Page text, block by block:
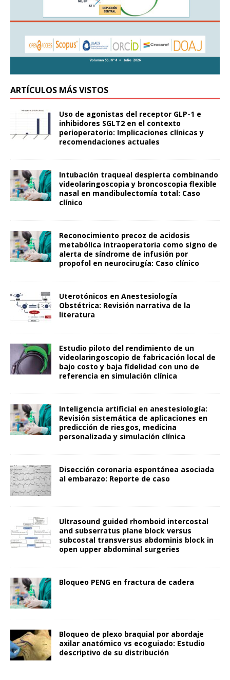
ARTÍCULOS MÁS VISTOS
Uso de agonistas del receptor GLP-1 e
inhibidores SGLT2 en el contexto
perioperatorio: Implicaciones clínicas y
recomendaciones actuales
Intubación traqueal despierta combinando
videolaringoscopia y broncoscopia flexible
nasal en mandibulectomía total: Caso
clínico
Reconocimiento precoz de acidosis
metabólica intraoperatoria como signo de
alerta de síndrome de infusión por
propofol en neurocirugía: Caso clínico
Uterotónicos en Anestesiología
Obstétrica: Revisión narrativa de la
literatura
Estudio piloto del rendimiento de un
videolaringoscopio de fabricación local de
bajo costo y baja fidelidad con uno de
referencia en simulación clínica
Inteligencia artificial en anestesiología:
Revisión sistemática de aplicaciones en
predicción de riesgos, medicina
personalizada y simulación clínica
Disección coronaria espontánea asociada
al embarazo: Reporte de caso
Ultrasound guided rhomboid intercostal
and subserratus plane block versus
subcostal transversus abdominis block in
open upper abdominal surgeries
Bloqueo PENG en fractura de cadera
Bloqueo de plexo braquial por abordaje
axilar anatómico vs ecoguiado: Estudio
descriptivo de su distribución